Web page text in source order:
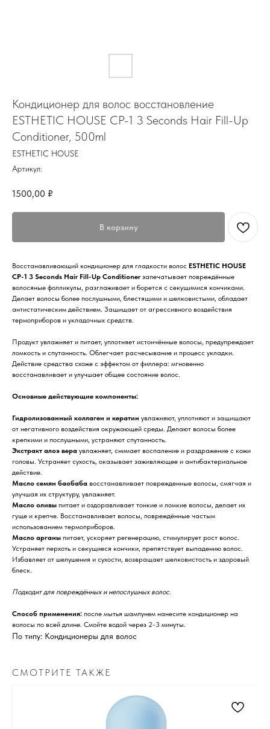
Кондиционер для волос восстановление
ESTHETIC HOUSE CP-1 3 Seconds Hair Fill-Up
Conditioner, 500ml
ESTHETIC HOUSE
Артикул:
1500,00 ₽
В корзину
Восстанавливающий кондиционер для гладкости волос ESTHETIC HOUSE
CP-1 3 Seconds Hair Fill-Up Conditioner запечатывает повреждённые
волосяные фолликулы, разглаживает и борется с секущимися кончиками.
Делает волосы более послушными, блестящими и шелковистыми, обладает
антистатическим действием. Защищает от агрессивного воздействия
термоприборов и укладочных средств.
Продукт увлажняет и питает, уплотняет истончённые волосы, предупреждает
ломкость и спутанность. Облегчает расчесывание и процесс укладки.
Действие средства схоже с эффектом от филлера: мгновенно
восстанавливает и улучшает общее состояние волос.
Основные действующие компоненты:
Гидролизованный коллаген и кератин увлажняют, уплотняют и защищают
от негативного воздействия окружающей среды. Делают волосы более
крепкими и послушными, устраняют спутанность.
Экстракт алоэ вера увлажняет, снимает воспаление и раздражение с кожи
головы. Устраняет сухость, оказывает заживляющее и антибактериальное
действие.
Масло семян баобаба восстанавливает поврежденные волосы, смягчая и
улучшая их структуру, увлажняет.
Масло оливы питает и оздоравливает тонкие и ломкие волосы, делает их
гуще и крепче. Восстанавливает волосы, повреждённые частым
использованием термоприборов.
Масло арганы питает, ускоряет регенерацию, стимулирует рост волос.
Устраняет перхоть и секущиеся кончики, препятствует выпадению волос.
Избавляет от шелушения и сухости, возвращает шелковистость и здоровый
блеск.
Подходит для повреждённых и непослушных волос.
Способ применения: после мытья шампунем нанесите кондиционер на
волосы по всей длине. Смойте водой через 2-3 минуты.
По типу: Кондиционеры для волос
СМОТРИТЕ ТАКЖЕ